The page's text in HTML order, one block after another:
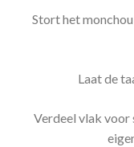
Stort het
Laat de
Verdeel vlak voor